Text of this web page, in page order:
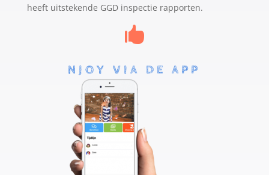
heeft uitstekende GGD inspectie rapporten.

NJOY VIA DE APP